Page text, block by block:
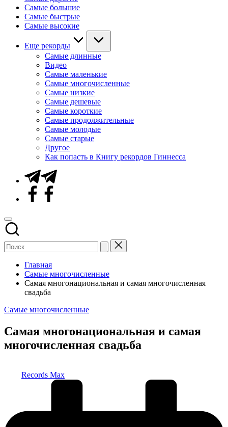
Самые большие
Самые быстрые
Самые высокие
Еще рекорды
Самые длинные
Видео
Самые маленькие
Самые многочисленные
Самые низкие
Самые дешевые
Самые короткие
Самые продолжительные
Самые молодые
Самые старые
Другое
Как попасть в Книгу рекордов Гиннесса
Telegram
Facebook
Главная
Самые многочисленные
Самая многонациональная и самая многочисленная
свадьба
Опубликовано
Самые многочисленные
Самая многонациональная и самая
многочисленная свадьба
Records Max